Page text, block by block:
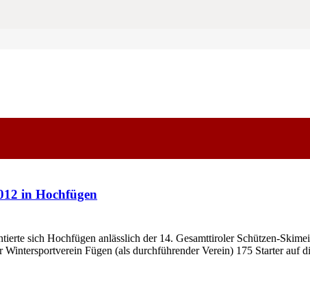
in Hochfügen
sich Hochfügen anlässlich der 14. Gesamttiroler Schützen-
Wintersportverein Fügen (als durchführender Verein) 175 Starter